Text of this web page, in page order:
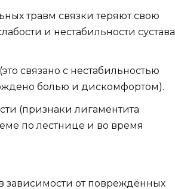
травм связки теряют свою
и нестабильности сустава
связано с нестабильностью
болью и дискомфортом).
(признаки лигаментита
по лестнице и во время
зависимости от повреждённых